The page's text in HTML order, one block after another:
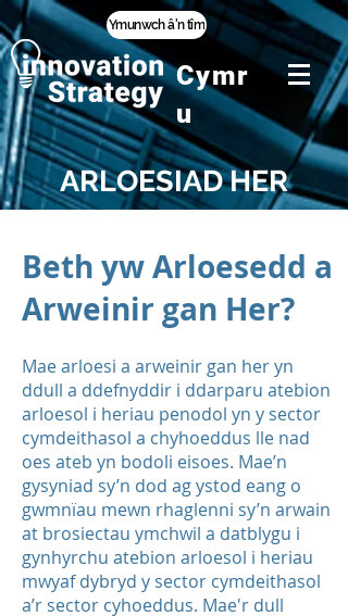
Ymunwch â'n tîm
Cymr
u
ARLOESIAD HER
Beth yw Arloesedd a
Arweinir gan Her?
Mae arloesi a arweinir gan her yn
ddull a ddefnyddir i ddarparu atebion
arloesol i heriau penodol yn y sector
cymdeithasol a chyhoeddus lle nad
oes ateb yn bodoli eisoes. Mae’n
gysyniad sy’n dod ag ystod eang o
gwmnïau mewn rhaglenni sy’n arwain
at brosiectau ymchwil a datblygu i
gynhyrchu atebion arloesol i heriau
mwyaf dybryd y sector cymdeithasol
a’r sector cyhoeddus. Mae'r dull